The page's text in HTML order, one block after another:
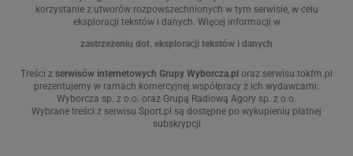
korzystanie z utworów rozpowszechnionych w tym serwisie, w celu
eksploracji tekstów i danych. Więcej informacji w
zastrzeżeniu dot. eksploracji tekstów i danych
Treści z serwisów internetowych Grupy Wyborcza.pl oraz serwisu tokfm.pl
prezentujemy w ramach komercyjnej współpracy z ich wydawcami:
Wyborcza sp. z o.o. oraz Grupą Radiową Agory sp. z o.o.
Wybrane treści z serwisu Sport.pl są dostępne po wykupieniu płatnej
subskrypcji